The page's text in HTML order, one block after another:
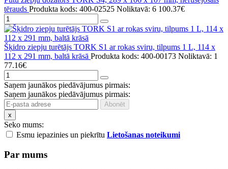
tērauds Produkta kods: 400-02525 Noliktavā: 6 100.37€
Šķidro ziepju turētājs TORK S1 ar rokas sviru, tilpums 1 L, 114 x
112 x 291 mm, baltā krāsā Produkta kods: 400-00173 Noliktavā: 1
77.16€
Saņem jaunākos piedāvājumus pirmais:
Saņem jaunākos piedāvājumus pirmais:
x
Seko mums:
Esmu iepazinies un piekrītu Lietošanas noteikumi
Par mums